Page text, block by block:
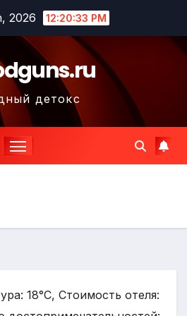
2026 12:20:34 PM
детокс
18°C, Стоимость отеля: